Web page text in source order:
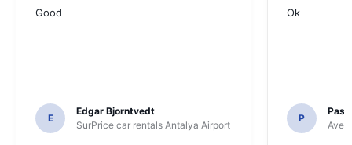
Good
E
Edgar Bjorntvedt
SurPrice car rentals Antalya Airport
Ok
P
Avec